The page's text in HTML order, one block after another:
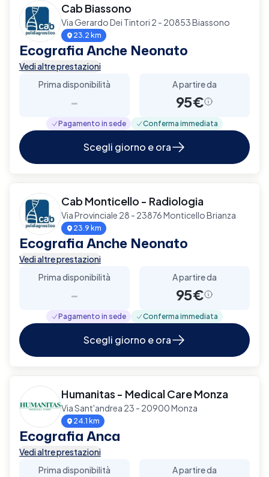
Cab Biassono
Via Gerardo Dei Tintori 2 - 20853 Biassono
23.2 km
Ecografia Anche Neonato
Vedi altre prestazioni
Prima disponibilità
-
A partire da
95€
Pagamento in sede Conferma immediata
Scegli giorno e ora
Cab Monticello - Radiologia
Via Provinciale 28 - 23876 Monticello Brianza
23.9 km
Ecografia Anche Neonato
Vedi altre prestazioni
Prima disponibilità
-
A partire da
95€
Pagamento in sede Conferma immediata
Scegli giorno e ora
Humanitas - Medical Care Monza
Via Sant'andrea 23 - 20900 Monza
24.1 km
Ecografia Anca
Vedi altre prestazioni
Prima disponibilità
A partire da